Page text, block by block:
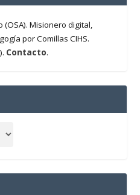
(OSA). Misionero digital,
por Comillas CIHS.
Contacto.